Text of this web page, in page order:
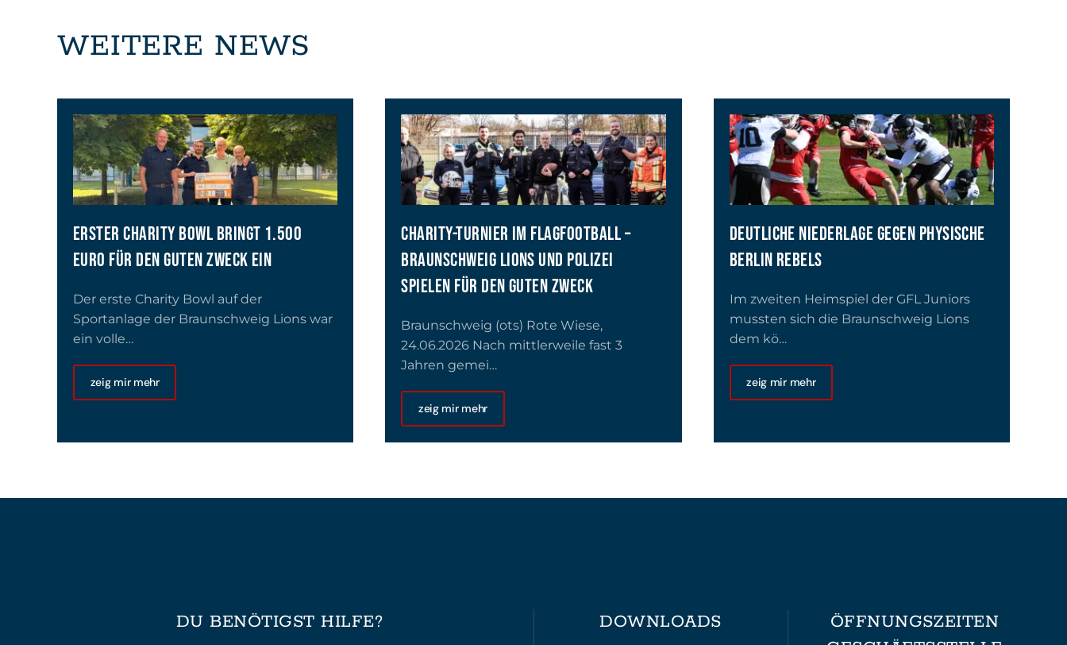
WEITERE NEWS
ERSTER CHARITY BOWL BRINGT 1.500
EURO FÜR DEN GUTEN ZWECK EIN
Der erste Charity Bowl auf der
Sportanlage der Braunschweig Lions war
ein volle…
zeig mir mehr
CHARITY-TURNIER IM FLAGFOOTBALL –
BRAUNSCHWEIG LIONS UND POLIZEI
SPIELEN FÜR DEN GUTEN ZWECK
Braunschweig (ots) Rote Wiese,
24.06.2026 Nach mittlerweile fast 3
Jahren gemei…
zeig mir mehr
DEUTLICHE NIEDERLAGE GEGEN PHYSISCHE
BERLIN REBELS
Im zweiten Heimspiel der GFL Juniors
mussten sich die Braunschweig Lions
dem kö…
zeig mir mehr
DU BENÖTIGST HILFE? DOWNLOADS
ÖFFNUNGSZEITEN